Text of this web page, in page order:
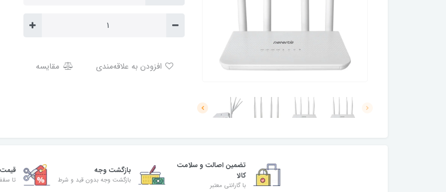
مقایسه
تضمین اصالت و سلامت
کالا
با گارانتی معتبر
بازگشت وجه
بازگشت وجه بدون قید و شرط تا سقف 30%